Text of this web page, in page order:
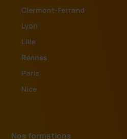
Clermont-Ferrand
Lyon
Lille
Rennes
Paris
Nice
Nos formations